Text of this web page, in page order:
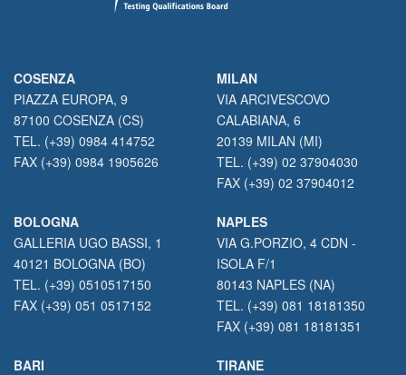
COSENZA
PIAZZA EUROPA, 9
87100 COSENZA (CS)
TEL. (+39) 0984 414752
FAX (+39) 0984 1905626
MILAN
VIA ARCIVESCOVO
CALABIANA, 6
20139 MILAN (MI)
TEL. (+39) 02 37904030
FAX (+39) 02 37904012
BOLOGNA
GALLERIA UGO BASSI, 1
40121 BOLOGNA (BO)
TEL. (+39) 0510517150
FAX (+39) 051 0517152
NAPLES
VIA G.PORZIO, 4 CDN -
ISOLA F/1
80143 NAPLES (NA)
TEL. (+39) 081 18181350
FAX (+39) 081 18181351
BARI
TIRANE